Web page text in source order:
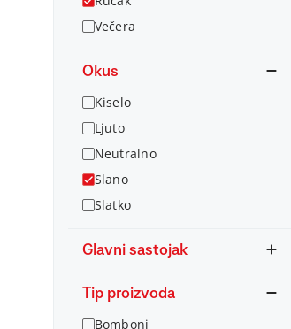
Večera
Okus
Kiselo
Ljuto
Neutralno
Slano
Slatko
Glavni sastojak
Tip proizvoda
Bomboni